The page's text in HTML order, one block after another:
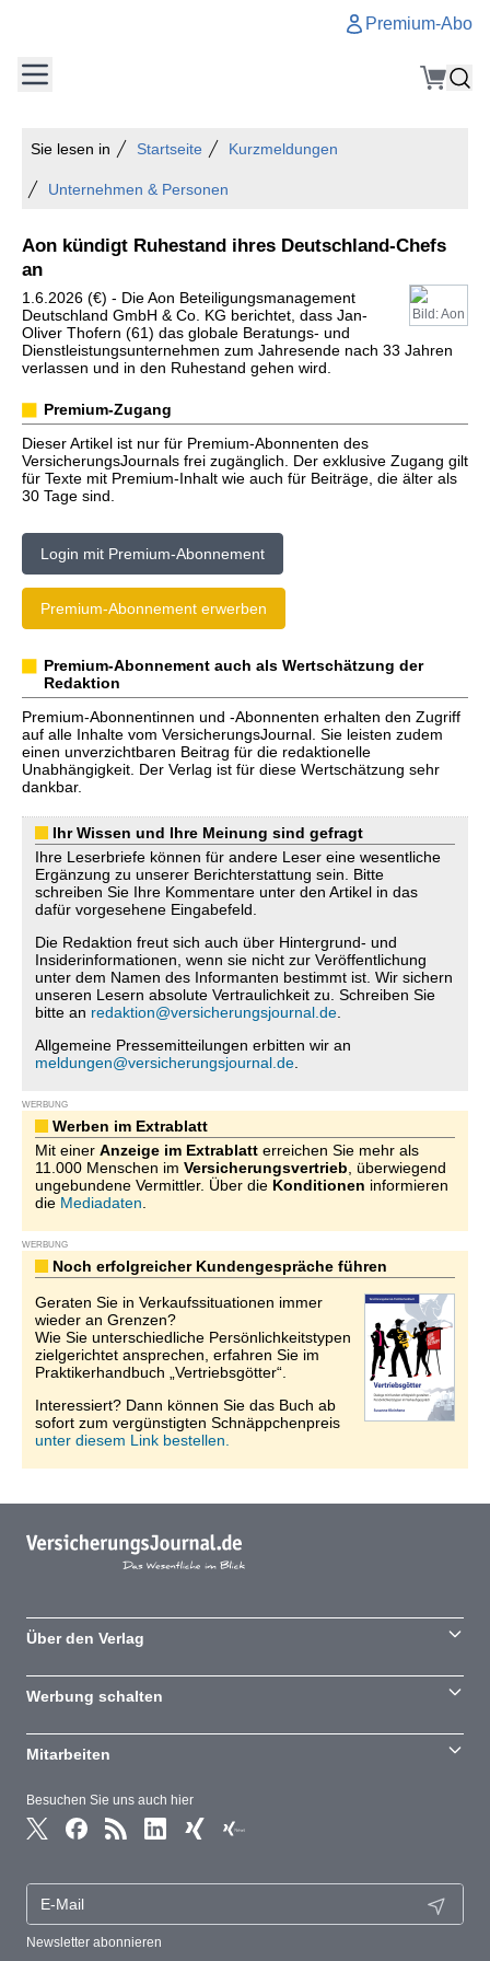
Premium-Abo
Sie lesen in Startseite Kurzmeldungen
Unternehmen & Personen
Aon kündigt Ruhestand ihres Deutschland-Chefs
an
Bild: Aon
1.6.2026 (€) - Die Aon Beteiligungsmanagement
Deutschland GmbH & Co. KG berichtet, dass Jan-
Oliver Thofern (61) das globale Beratungs- und
Dienstleistungsunternehmen zum Jahresende nach 33 Jahren
verlassen und in den Ruhestand gehen wird.
Premium-Zugang
Dieser Artikel ist nur für Premium-Abonnenten des
VersicherungsJournals frei zugänglich. Der exklusive Zugang gilt
für Texte mit Premium-Inhalt wie auch für Beiträge, die älter als
30 Tage sind.
Login mit Premium-Abonnement
Premium-Abonnement erwerben
Premium-Abonnement auch als Wertschätzung der
Redaktion
Premium-Abonnentinnen und -Abonnenten erhalten den Zugriff
auf alle Inhalte vom VersicherungsJournal. Sie leisten zudem
einen unverzichtbaren Beitrag für die redaktionelle
Unabhängigkeit. Der Verlag ist für diese Wertschätzung sehr
dankbar.
Ihr Wissen und Ihre Meinung sind gefragt
Ihre Leserbriefe können für andere Leser eine wesentliche
Ergänzung zu unserer Berichterstattung sein. Bitte
schreiben Sie Ihre Kommentare unter den Artikel in das
dafür vorgesehene Eingabefeld.
Die Redaktion freut sich auch über Hintergrund- und
Insiderinformationen, wenn sie nicht zur Veröffentlichung
unter dem Namen des Informanten bestimmt ist. Wir sichern
unseren Lesern absolute Vertraulichkeit zu. Schreiben Sie
bitte an redaktion@versicherungsjournal.de
Allgemeine Pressemitteilungen erbitten wir an
meldungen@versicherungsjournal.de
WERBUNG
Werben im Extrablatt
Mit einer Anzeige im Extrablatt erreichen Sie mehr als
11.000 Menschen im Versicherungsvertrieb , überwiegend
ungebundene Vermittler. Über die Konditionen informieren
die Mediadaten
WERBUNG
Noch erfolgreicher Kundengespräche führen
Geraten Sie in Verkaufssituationen immer
wieder an Grenzen?
Wie Sie unterschiedliche Persönlichkeitstypen
zielgerichtet ansprechen, erfahren Sie im
Praktikerhandbuch „Vertriebsgötter“.
Interessiert? Dann können Sie das Buch ab
sofort zum vergünstigten Schnäppchenpreis
unter diesem Link bestellen.
Besuchen Sie uns auch hier
Newsletter abonnieren
Über den Verlag
Werbung schalten
Mitarbeiten